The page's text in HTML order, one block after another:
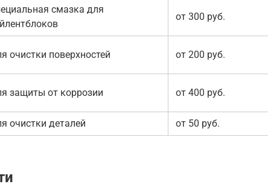
смазка для
от 300 руб.
очистки поверхностей от 200 руб.
защиты от коррозии от 400 руб.
очистки деталей от 50 руб.